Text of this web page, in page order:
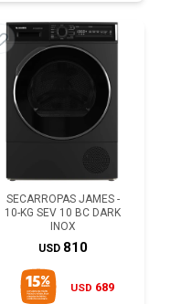
SECARROPAS JAMES -
10-KG SEV 10 BC DARK
INOX
USD 810
USD 689